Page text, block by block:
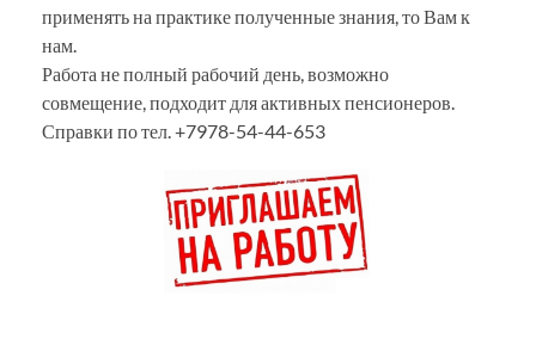
применять на практике полученные знания, то Вам к
нам.
Работа не полный рабочий день, возможно
совмещение, подходит для активных пенсионеров.
Справки по тел. +7978-54-44-653